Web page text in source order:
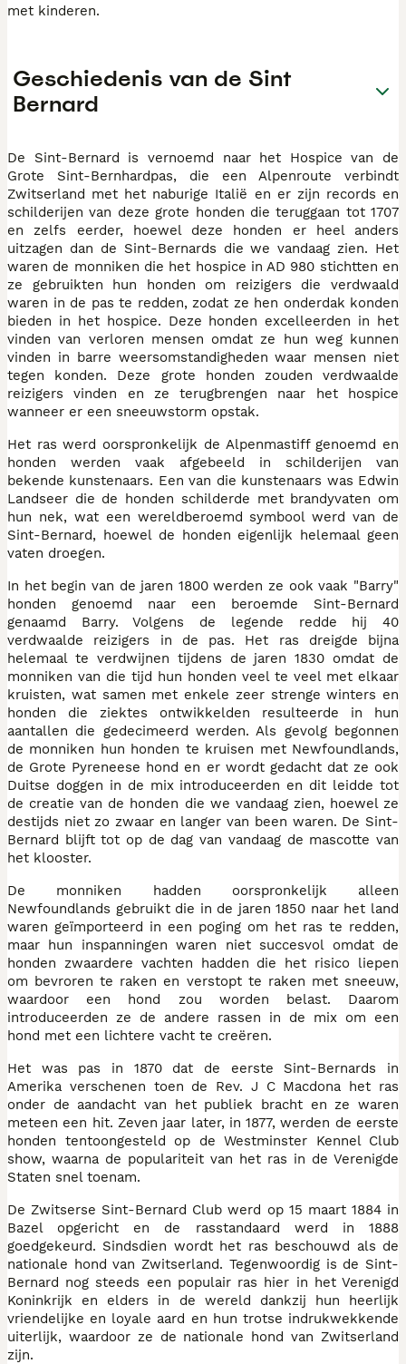
met kinderen.
Geschiedenis van de Sint
Bernard
De Sint-Bernard is vernoemd naar het Hospice van de
Grote Sint-Bernhardpas, die een Alpenroute verbindt
Zwitserland met het naburige Italië en er zijn records en
schilderijen van deze grote honden die teruggaan tot 1707
en zelfs eerder, hoewel deze honden er heel anders
uitzagen dan de Sint-Bernards die we vandaag zien. Het
waren de monniken die het hospice in AD 980 stichtten en
ze gebruikten hun honden om reizigers die verdwaald
waren in de pas te redden, zodat ze hen onderdak konden
bieden in het hospice. Deze honden excelleerden in het
vinden van verloren mensen omdat ze hun weg kunnen
vinden in barre weersomstandigheden waar mensen niet
tegen konden. Deze grote honden zouden verdwaalde
reizigers vinden en ze terugbrengen naar het hospice
wanneer er een sneeuwstorm opstak.
Het ras werd oorspronkelijk de Alpenmastiff genoemd en
honden werden vaak afgebeeld in schilderijen van
bekende kunstenaars. Een van die kunstenaars was Edwin
Landseer die de honden schilderde met brandyvaten om
hun nek, wat een wereldberoemd symbool werd van de
Sint-Bernard, hoewel de honden eigenlijk helemaal geen
vaten droegen.
In het begin van de jaren 1800 werden ze ook vaak "Barry"
honden genoemd naar een beroemde Sint-Bernard
genaamd Barry. Volgens de legende redde hij 40
verdwaalde reizigers in de pas. Het ras dreigde bijna
helemaal te verdwijnen tijdens de jaren 1830 omdat de
monniken van die tijd hun honden veel te veel met elkaar
kruisten, wat samen met enkele zeer strenge winters en
honden die ziektes ontwikkelden resulteerde in hun
aantallen die gedecimeerd werden. Als gevolg begonnen
de monniken hun honden te kruisen met Newfoundlands,
de Grote Pyreneese hond en er wordt gedacht dat ze ook
Duitse doggen in de mix introduceerden en dit leidde tot
de creatie van de honden die we vandaag zien, hoewel ze
destijds niet zo zwaar en langer van been waren. De Sint-
Bernard blijft tot op de dag van vandaag de mascotte van
het klooster.
De monniken hadden oorspronkelijk alleen
Newfoundlands gebruikt die in de jaren 1850 naar het land
waren geïmporteerd in een poging om het ras te redden,
maar hun inspanningen waren niet succesvol omdat de
honden zwaardere vachten hadden die het risico liepen
om bevroren te raken en verstopt te raken met sneeuw,
waardoor een hond zou worden belast. Daarom
introduceerden ze de andere rassen in de mix om een
hond met een lichtere vacht te creëren.
Het was pas in 1870 dat de eerste Sint-Bernards in
Amerika verschenen toen de Rev. J C Macdona het ras
onder de aandacht van het publiek bracht en ze waren
meteen een hit. Zeven jaar later, in 1877, werden de eerste
honden tentoongesteld op de Westminster Kennel Club
show, waarna de populariteit van het ras in de Verenigde
Staten snel toenam.
De Zwitserse Sint-Bernard Club werd op 15 maart 1884 in
Bazel opgericht en de rasstandaard werd in 1888
goedgekeurd. Sindsdien wordt het ras beschouwd als de
nationale hond van Zwitserland. Tegenwoordig is de Sint-
Bernard nog steeds een populair ras hier in het Verenigd
Koninkrijk en elders in de wereld dankzij hun heerlijk
vriendelijke en loyale aard en hun trotse indrukwekkende
uiterlijk, waardoor ze de nationale hond van Zwitserland
zijn.